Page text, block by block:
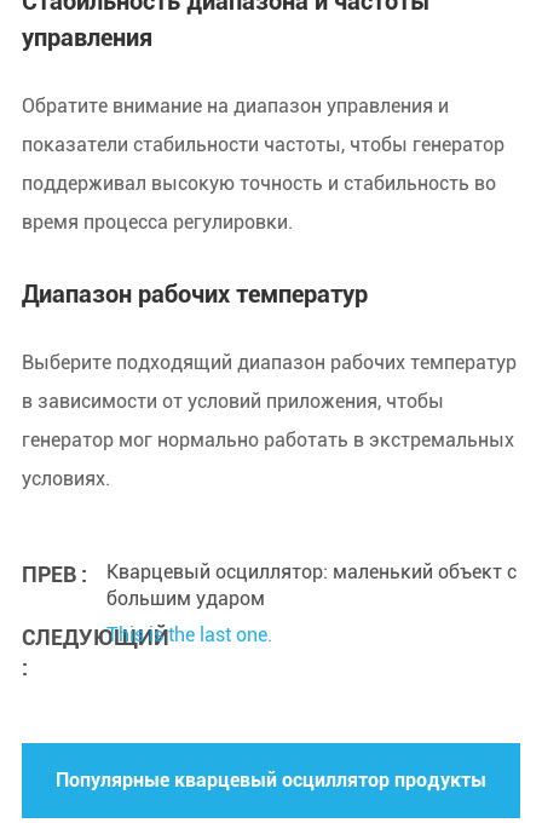
управления
Обратите внимание на диапазон управления и
показатели стабильности частоты, чтобы генератор
поддерживал высокую точность и стабильность во
время процесса регулировки.
Диапазон рабочих температур
Выберите подходящий диапазон рабочих температур
в зависимости от условий приложения, чтобы
генератор мог нормально работать в экстремальных
условиях.
ПРЕВ :
Кварцевый осциллятор: маленький объект с
большим ударом
СЛЕДУЮЩИЙ
:
This is the last one.
Популярные кварцевый осциллятор продукты